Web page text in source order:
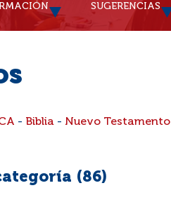
SUGERENCIAS
- Biblia - Nuevo Testamento
(86)